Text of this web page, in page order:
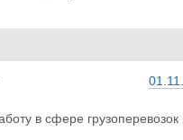
в сфере грузоперевозок